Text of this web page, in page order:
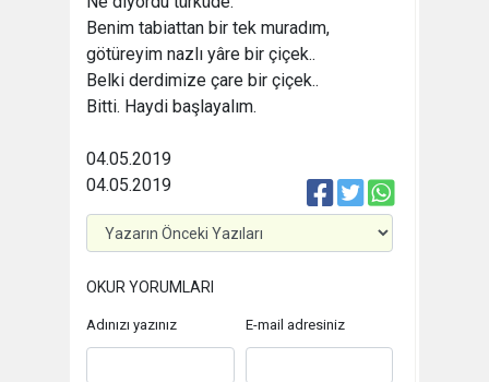
Benim tabiattan bir tek muradım,
götüreyim nazlı yâre bir çiçek..
Belki derdimize çare bir çiçek..
Bitti. Haydi başlayalım.
04.05.2019
04.05.2019
OKUR YORUMLARI
Adınızı yazınız E-mail adresiniz